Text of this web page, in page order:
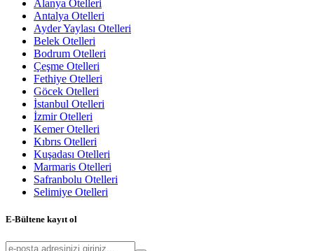
Alanya Otelleri
Antalya Otelleri
Ayder Yaylası Otelleri
Belek Otelleri
Bodrum Otelleri
Çeşme Otelleri
Fethiye Otelleri
Göcek Otelleri
İstanbul Otelleri
İzmir Otelleri
Kemer Otelleri
Kıbrıs Otelleri
Kuşadası Otelleri
Marmaris Otelleri
Safranbolu Otelleri
Selimiye Otelleri
E-Bültene kayıt ol